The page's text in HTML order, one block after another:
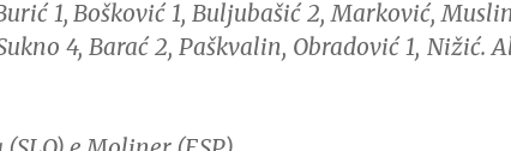
1, Bošković 1, Buljubašić 2, Marković,
4, Barać 2, Paškvalin, Obradović 1, Nižić.